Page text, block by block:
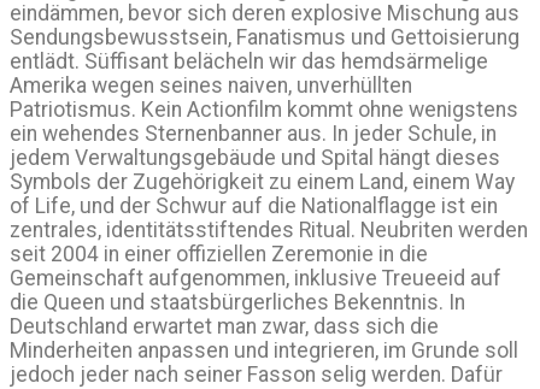
eindämmen, bevor sich deren explosive Mischung aus
Sendungsbewusstsein, Fanatismus und Gettoisierung
entlädt. Süffisant belächeln wir das hemdsärmelige
Amerika wegen seines naiven, unverhüllten
Patriotismus. Kein Actionfilm kommt ohne wenigstens
ein wehendes Sternenbanner aus. In jeder Schule, in
jedem Verwaltungsgebäude und Spital hängt dieses
Symbols der Zugehörigkeit zu einem Land, einem Way
of Life, und der Schwur auf die Nationalflagge ist ein
zentrales, identitätsstiftendes Ritual. Neubriten werden
seit 2004 in einer offiziellen Zeremonie in die
Gemeinschaft aufgenommen, inklusive Treueeid auf
die Queen und staatsbürgerliches Bekenntnis. In
Deutschland erwartet man zwar, dass sich die
Minderheiten anpassen und integrieren, im Grunde soll
jedoch jeder nach seiner Fasson selig werden. Dafür